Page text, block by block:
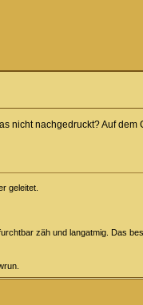
nicht nachgedruckt? Auf dem
geleitet.
zäh und langatmig. Das